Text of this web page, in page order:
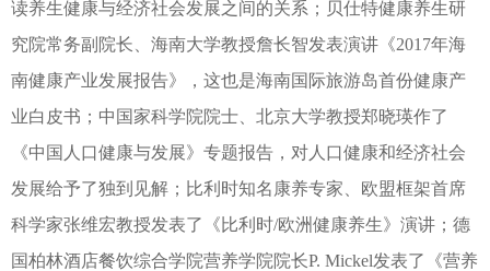
读养生健康与经济社会发展之间的关系；贝仕特健康养生研
究院常务副院长、海南大学教授詹长智发表演讲《2017年海
南健康产业发展报告》，这也是海南国际旅游岛首份健康产
业白皮书；中国家科学院院士、北京大学教授郑晓瑛作了
《中国人口健康与发展》专题报告，对人口健康和经济社会
发展给予了独到见解；比利时知名康养专家、欧盟框架首席
科学家张维宏教授发表了《比利时/欧洲健康养生》演讲；德
国柏林酒店餐饮综合学院营养学院院长P. Mickel发表了《营养